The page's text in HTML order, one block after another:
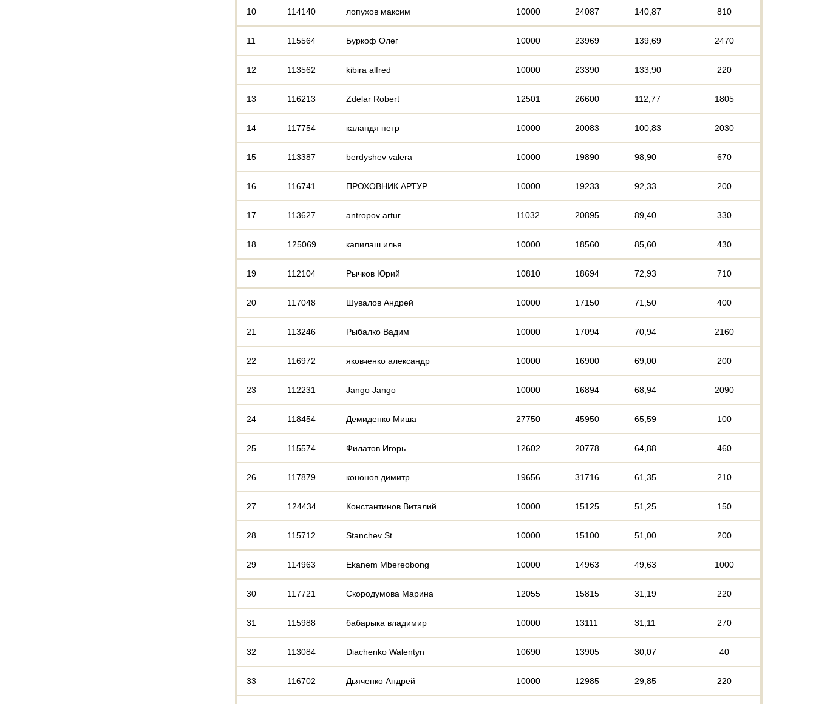
10 114140 лопухов максим 10000 24087 140,87 810
11 115564 Буркоф Олег 10000 23969 139,69 2470
12 113562 kibira alfred 10000 23390 133,90 220
13 116213 Zdelar Robert 12501 26600 112,77 1805
14 117754 каландя петр 10000 20083 100,83 2030
15 113387 berdyshev valera 10000 19890 98,90 670
16 116741 ПРОХОВНИК АРТУР 10000 19233 92,33 200
17 113627 antropov artur 11032 20895 89,40 330
18 125069 капилаш илья 10000 18560 85,60 430
19 112104 Рычков Юрий 10810 18694 72,93 710
20 117048 Шувалов Андрей 10000 17150 71,50 400
21 113246 Рыбалко Вадим 10000 17094 70,94 2160
22 116972 яковченко александр 10000 16900 69,00 200
23 112231 Jango Jango 10000 16894 68,94 2090
24 118454 Демиденко Миша 27750 45950 65,59 100
25 115574 Филатов Игорь 12602 20778 64,88 460
26 117879 кононов димитр 19656 31716 61,35 210
27 124434 Константинов Виталий 10000 15125 51,25 150
28 115712 Stanchev St. 10000 15100 51,00 200
29 114963 Ekanem Mbereobong 10000 14963 49,63 1000
30 117721 Скородумова Марина 12055 15815 31,19 220
31 115988 бабарыка владимир 10000 13111 31,11 270
32 113084 Diachenko Walentyn 10690 13905 30,07 40
33 116702 Дьяченко Андрей 10000 12985 29,85 220